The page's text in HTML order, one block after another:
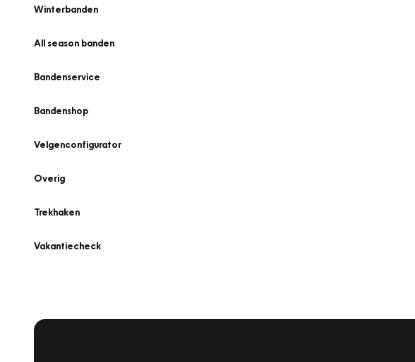
Winterbanden
All season banden
Bandenservice
Bandenshop
Velgenconfigurator
Overig
Trekhaken
Vakantiecheck